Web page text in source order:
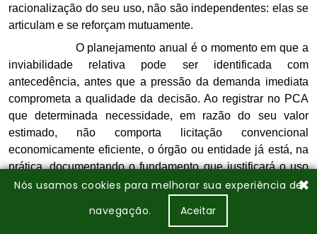
Nós usamos cookies para melhorar sua experiência de
navegação.
Aceitar
✖